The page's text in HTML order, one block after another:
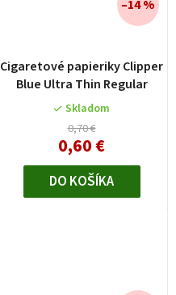
Cigaretové papieriky Clipper
Blue Ultra Thin Regular
Skladom
0,70 €
0,60 €
–14 %
DO KOŠÍKA